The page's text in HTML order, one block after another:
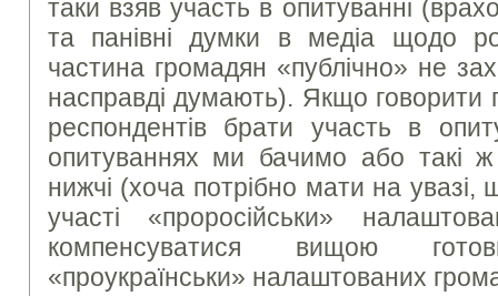
таки взяв участь в опитуванні
та панівні думки в медіа щодо
частина громадян «публічно» не
насправді думають). Якщо говорити
респондентів брати участь в
опитуваннях ми бачимо або такі
нижчі (хоча потрібно мати на увазі,
участі «проросійськи»
компенсуватися вищою
«проукраїнськи» налаштованих